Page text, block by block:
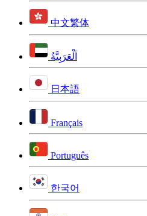
中文繁体
اَلْعَرَبِيَّةُ
日本語
Français
Português
한국어